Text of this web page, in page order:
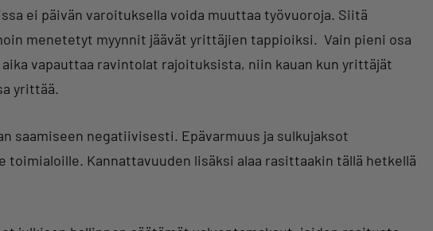
ei päivän varoituksella voida muuttaa työvuoroja. Siitä
menetetyt myynnit jäävät yrittäjien tappioiksi. Vain pieni osa
vapauttaa ravintolat rajoituksista, niin kauan kun yrittäjät
yrittää.
saamiseen negatiivisesti. Epävarmuus ja sulkujaksot
Kannattavuuden lisäksi alaa rasittaakin tällä hetkellä